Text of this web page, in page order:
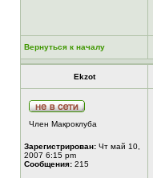
Вернуться к началу
Ekzot
Член Макроклуба
Зарегистрирован: Чт май 10,
2007 6:15 pm
Сообщения: 215